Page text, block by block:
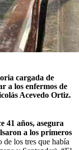
cargada de
a los enfermos de
Acevedo Ortiz.
41 años, asegura
a los primeros
de los tres que había